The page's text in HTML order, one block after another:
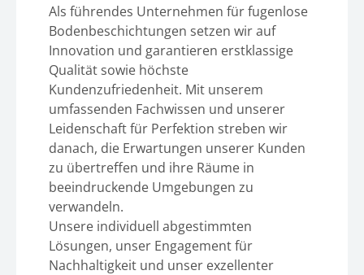
Als führendes Unternehmen für fugenlose
Bodenbeschichtungen setzen wir auf
Innovation und garantieren erstklassige
Qualität sowie höchste
Kundenzufriedenheit. Mit unserem
umfassenden Fachwissen und unserer
Leidenschaft für Perfektion streben wir
danach, die Erwartungen unserer Kunden
zu übertreffen und ihre Räume in
beeindruckende Umgebungen zu
verwandeln.
Unsere individuell abgestimmten
Lösungen, unser Engagement für
Nachhaltigkeit und unser exzellenter